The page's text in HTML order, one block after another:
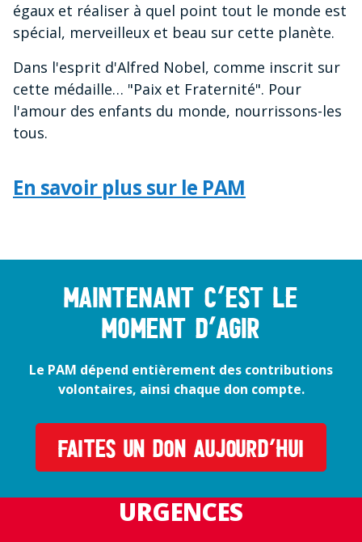
égaux et réaliser à quel point tout le monde est
spécial, merveilleux et beau sur cette planète.
Dans l'esprit d'Alfred Nobel, comme inscrit sur
cette médaille… "Paix et Fraternité". Pour
l'amour des enfants du monde, nourrissons-les
tous.
En savoir plus sur le PAM
Maintenant c’est le
moment d’agir
Le PAM dépend entièrement des contributions
volontaires, ainsi chaque don compte.
FAITES UN DON AUJOURD’HUI
URGENCES